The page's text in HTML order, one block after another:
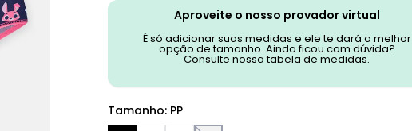
Aproveite o nosso provador virtual
É só adicionar suas medidas e ele te dará a melhor
opção de tamanho. Ainda ficou com dúvida?
Consulte nossa tabela de medidas.
Tamanho: PP